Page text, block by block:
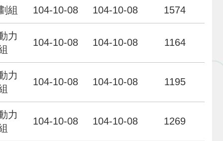
組 104-10-08 104-10-08 1574
力
104-10-08 104-10-08 1164
力
104-10-08 104-10-08 1195
力
104-10-08 104-10-08 1269